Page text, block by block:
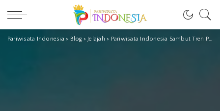
Pariwisata Indonesia > Blog > Jelajah > Pariwisata Indonesia Sambut Tren Positif Paska Covid-19